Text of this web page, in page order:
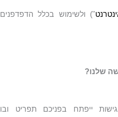
") ולשימוש בכלל הדפדפנים
שלנו?
ייפתח בפניכם תפריט ובו